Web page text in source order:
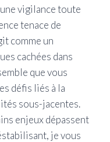
vigilance toute
tenace de
comme un
cachées dans
que vous
défis liés à la
sous-jacentes.
enjeux dépassent
je vous